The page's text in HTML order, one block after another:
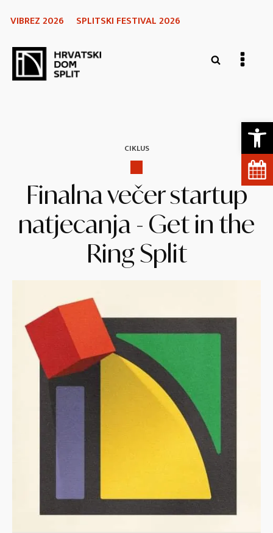
VIBREZ 2026 SPLITSKI FESTIVAL 2026
CIKLUS
Finalna večer startup
natjecanja - Get in the
Ring Split